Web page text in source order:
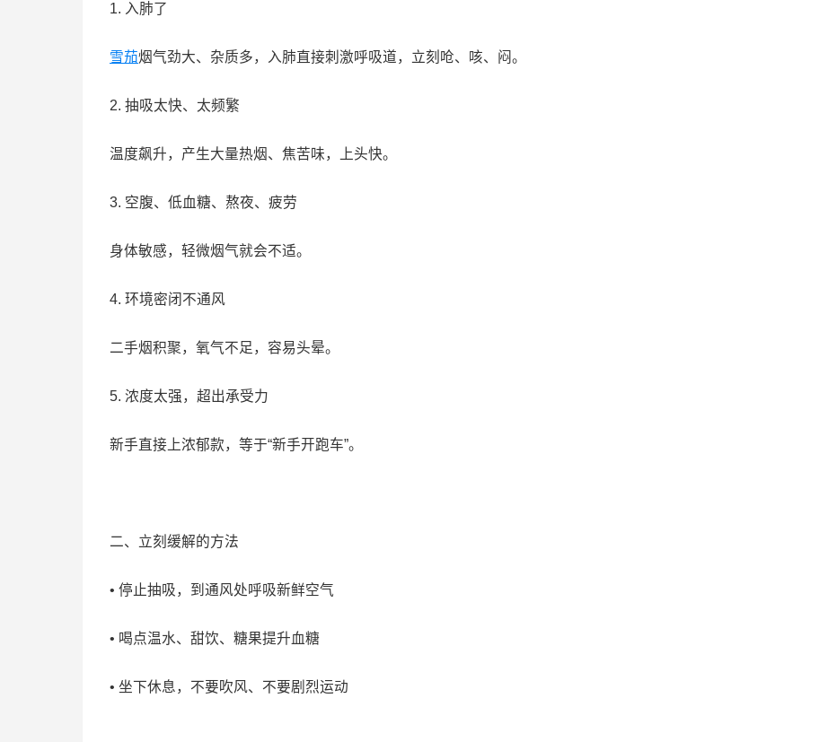
1. 入肺了
雪茄烟气劲大、杂质多，入肺直接刺激呼吸道，立刻呛、咳、闷。
2. 抽吸太快、太频繁
温度飙升，产生大量热烟、焦苦味，上头快。
3. 空腹、低血糖、熬夜、疲劳
身体敏感，轻微烟气就会不适。
4. 环境密闭不通风
二手烟积聚，氧气不足，容易头晕。
5. 浓度太强，超出承受力
新手直接上浓郁款，等于“新手开跑车”。
二、立刻缓解的方法
• 停止抽吸，到通风处呼吸新鲜空气
• 喝点温水、甜饮、糖果提升血糖
• 坐下休息，不要吹风、不要剧烈运动